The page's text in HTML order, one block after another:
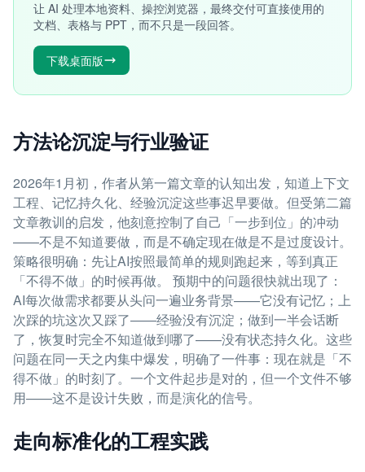
让 AI 处理本地资料、操控浏览器，最终交付可直接使用的
文档、表格与 PPT，而不只是一段回答。
下载桌面版
方法论沉淀与行业验证
2026年1月初，作者从第一篇文章的认知出发，知道上下文
工程、记忆持久化、经验沉淀这些事迟早要做。但受第二篇
文章教训的启发，他刻意控制了自己「一步到位」的冲动
——不是不知道要做，而是不确定现在做是不是过度设计。
策略很明确：先让AI按照最简单的规则跑起来，等到真正
「不得不做」的时候再做。 预期中的问题很快就出现了：
AI每次做需求都要从头问一遍业务背景——它没有记忆；上
次踩的坑这次又踩了——经验没有沉淀；做到一半会话断
了，恢复时完全不知道做到哪了——没有状态持久化。这些
问题在同一天之内集中爆发，明确了一件事：现在就是「不
得不做」的时刻了。一个文件起步是对的，但一个文件不够
用——这不是设计失败，而是演化的信号。
走向标准化的工程实践